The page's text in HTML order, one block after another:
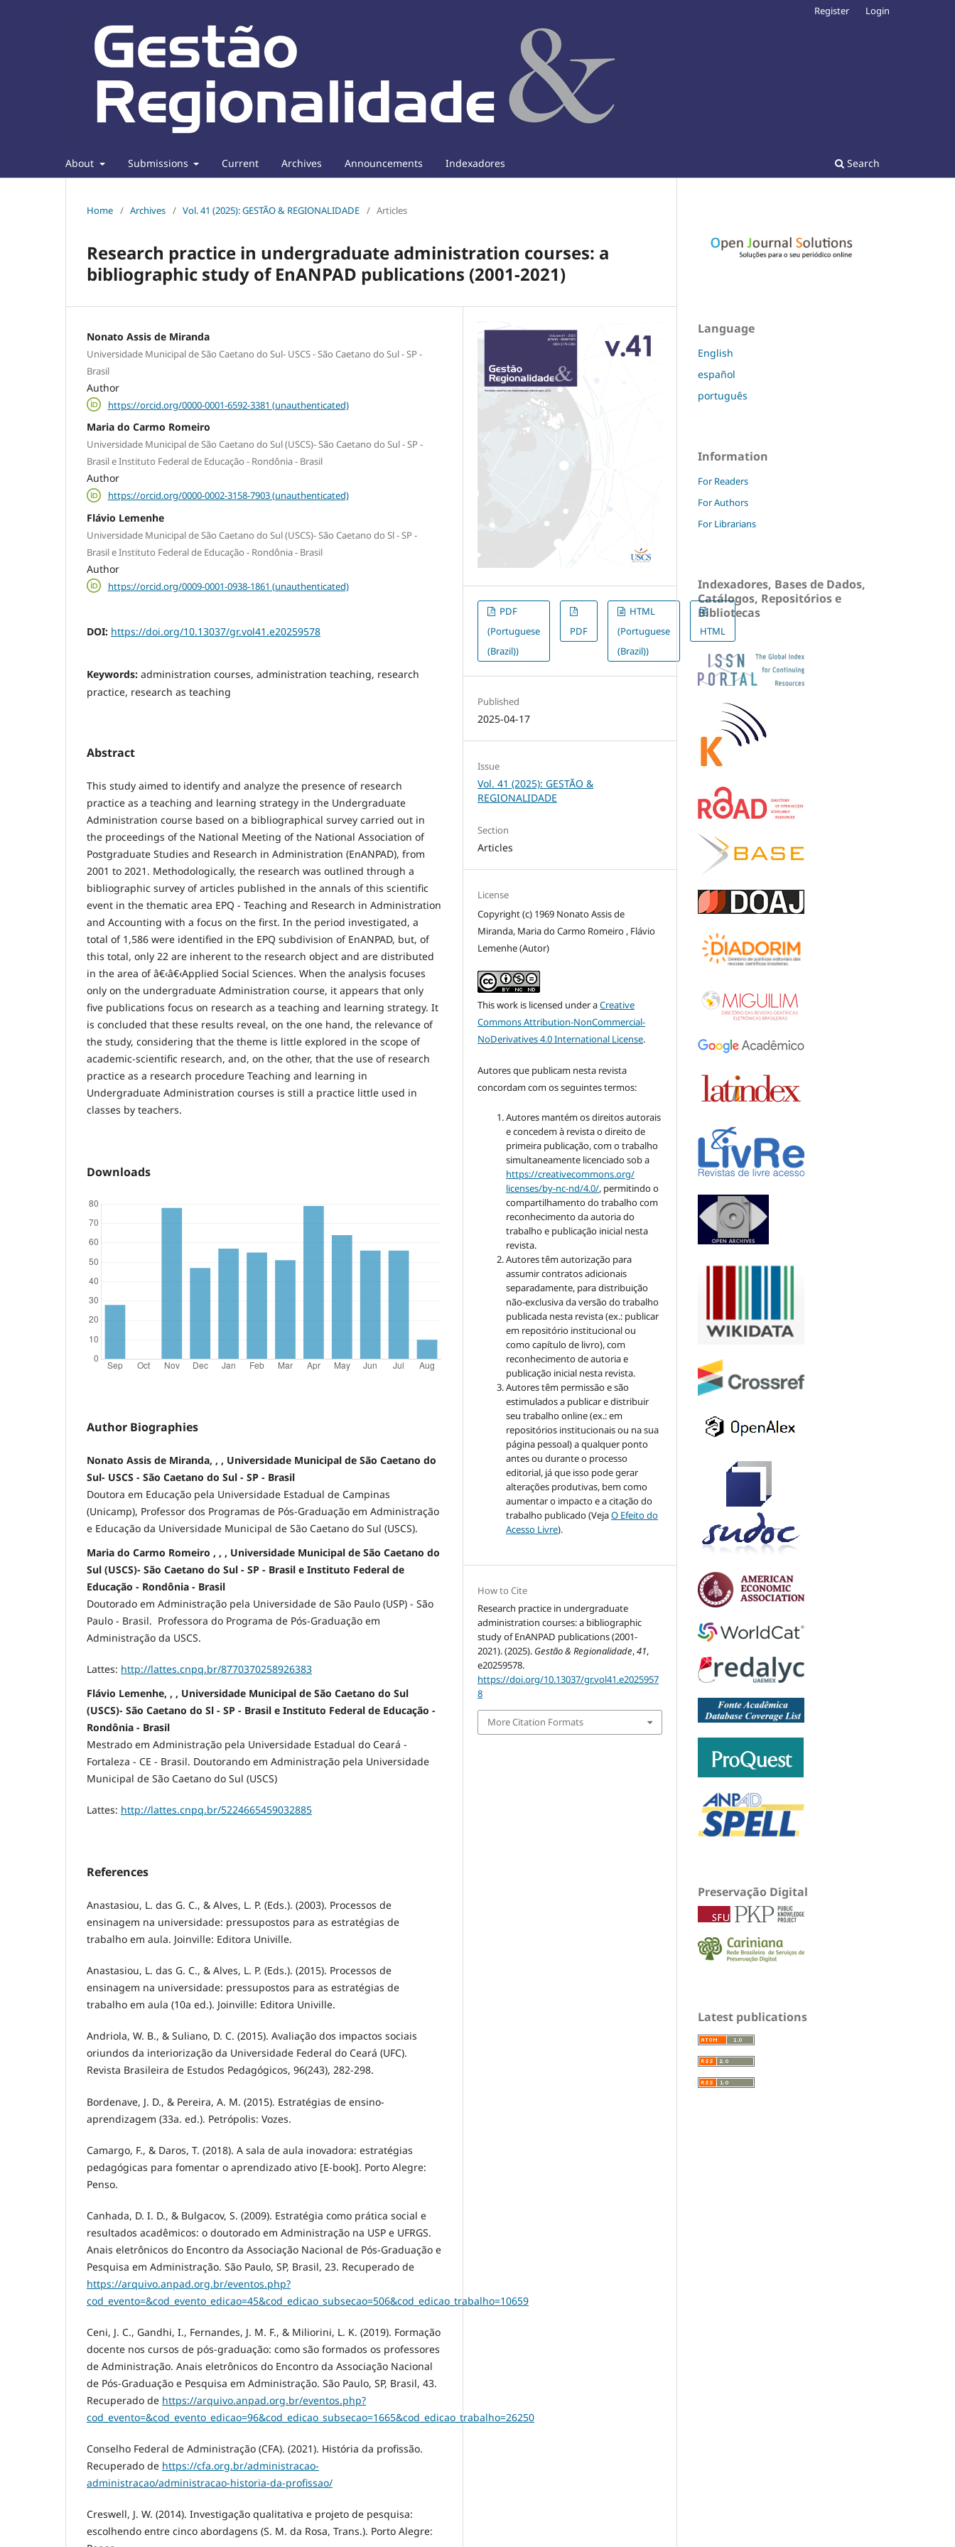
About Submissions Current Archives Announcements Indexadores Search
Register Login
Home / Archives / Vol. 41 (2025): GESTÃO & REGIONALIDADE / Articles
Research practice in undergraduate administration courses: a
bibliographic study of EnANPAD publications (2001-2021)
Nonato Assis de Miranda
Universidade Municipal de São Caetano do Sul- USCS - São Caetano do Sul - SP -
Brasil
Author
https://orcid.org/0000-0001-6592-3381 (unauthenticated)
Maria do Carmo Romeiro
Universidade Municipal de São Caetano do Sul (USCS)- São Caetano do Sul - SP -
Brasil e Instituto Federal de Educação - Rondônia - Brasil
Author
https://orcid.org/0000-0002-3158-7903 (unauthenticated)
Flávio Lemenhe
Universidade Municipal de São Caetano do Sul (USCS)- São Caetano do Sl - SP -
Brasil e Instituto Federal de Educação - Rondônia - Brasil
Author
https://orcid.org/0009-0001-0938-1861 (unauthenticated)
DOI: https://doi.org/10.13037/gr.vol41.e20259578
Keywords: administration courses, administration teaching, research
practice, research as teaching
Abstract
This study aimed to identify and analyze the presence of research
practice as a teaching and learning strategy in the Undergraduate
Administration course based on a bibliographical survey carried out in
the proceedings of the National Meeting of the National Association of
Postgraduate Studies and Research in Administration (EnANPAD), from
2001 to 2021. Methodologically, the research was outlined through a
bibliographic survey of articles published in the annals of this scientific
event in the thematic area EPQ - Teaching and Research in Administration
and Accounting with a focus on the first. In the period investigated, a
total of 1,586 were identified in the EPQ subdivision of EnANPAD, but, of
this total, only 22 are inherent to the research object and are distributed
in the area of â€‹â€‹Applied Social Sciences. When the analysis focuses
only on the undergraduate Administration course, it appears that only
five publications focus on research as a teaching and learning strategy. It
is concluded that these results reveal, on the one hand, the relevance of
the study, considering that the theme is little explored in the scope of
academic-scientific research, and, on the other, that the use of research
practice as a research procedure Teaching and learning in
Undergraduate Administration courses is still a practice little used in
classes by teachers.
Downloads
Author Biographies
Nonato Assis de Miranda, , , Universidade Municipal de São Caetano do
Sul- USCS - São Caetano do Sul - SP - Brasil
Doutora em Educação pela Universidade Estadual de Campinas
(Unicamp), Professor dos Programas de Pós-Graduação em Administração
e Educação da Universidade Municipal de São Caetano do Sul (USCS).
Maria do Carmo Romeiro , , , Universidade Municipal de São Caetano do
Sul (USCS)- São Caetano do Sul - SP - Brasil e Instituto Federal de
Educação - Rondônia - Brasil
Doutorado em Administração pela Universidade de São Paulo (USP) - São
Paulo - Brasil. Professora do Programa de Pós-Graduação em
Administração da USCS.
Lattes: http://lattes.cnpq.br/8770370258926383
Flávio Lemenhe, , , Universidade Municipal de São Caetano do Sul
(USCS)- São Caetano do Sl - SP - Brasil e Instituto Federal de Educação -
Rondônia - Brasil
Mestrado em Administração pela Universidade Estadual do Ceará -
Fortaleza - CE - Brasil. Doutorando em Administração pela Universidade
Municipal de São Caetano do Sul (USCS)
Lattes: http://lattes.cnpq.br/5224665459032885
References
Anastasiou, L. das G. C., & Alves, L. P. (Eds.). (2003). Processos de
ensinagem na universidade: pressupostos para as estratégias de
trabalho em aula. Joinville: Editora Univille.
Anastasiou, L. das G. C., & Alves, L. P. (Eds.). (2015). Processos de
ensinagem na universidade: pressupostos para as estratégias de
trabalho em aula (10a ed.). Joinville: Editora Univille.
Andriola, W. B., & Suliano, D. C. (2015). Avaliação dos impactos sociais
oriundos da interiorização da Universidade Federal do Ceará (UFC).
Revista Brasileira de Estudos Pedagógicos, 96(243), 282-298.
Bordenave, J. D., & Pereira, A. M. (2015). Estratégias de ensino-
aprendizagem (33a. ed.). Petrópolis: Vozes.
Camargo, F., & Daros, T. (2018). A sala de aula inovadora: estratégias
pedagógicas para fomentar o aprendizado ativo [E-book]. Porto Alegre:
Penso.
Canhada, D. I. D., & Bulgacov, S. (2009). Estratégia como prática social e
resultados acadêmicos: o doutorado em Administração na USP e UFRGS.
Anais eletrônicos do Encontro da Associação Nacional de Pós-Graduação e
Pesquisa em Administração. São Paulo, SP, Brasil, 23. Recuperado de
https://arquivo.anpad.org.br/eventos.php?
cod_evento=&cod_evento_edicao=45&cod_edicao_subsecao=506&cod_edicao_trabalho=10659
Ceni, J. C., Gandhi, I., Fernandes, J. M. F., & Miliorini, L. K. (2019). Formação
docente nos cursos de pós-graduação: como são formados os professores
de Administração. Anais eletrônicos do Encontro da Associação Nacional
de Pós-Graduação e Pesquisa em Administração. São Paulo, SP, Brasil, 43.
Recuperado de https://arquivo.anpad.org.br/eventos.php?
cod_evento=&cod_evento_edicao=96&cod_edicao_subsecao=1665&cod_edicao_trabalho=26250
Conselho Federal de Administração (CFA). (2021). História da profissão.
Recuperado de https://cfa.org.br/administracao-
administracao/administracao-historia-da-profissao/
Creswell, J. W. (2014). Investigação qualitativa e projeto de pesquisa:
escolhendo entre cinco abordagens (S. M. da Rosa, Trans.). Porto Alegre:
PDF
(Portuguese
(Brazil))
PDF
HTML
(Portuguese
(Brazil))
HTML
Published
2025-04-17
Issue
Vol. 41 (2025): GESTÃO &
REGIONALIDADE
Section
Articles
License
Copyright (c) 1969 Nonato Assis de
Miranda, Maria do Carmo Romeiro , Flávio
Lemenhe (Autor)
This work is licensed under aCreative
Commons Attribution-NonCommercial-
NoDerivatives 4.0 International License.
Autores que publicam nesta revista
concordam com os seguintes termos:
Autores mantém os direitos autorais
e concedem à revista o direito de
primeira publicação, com o trabalho
simultaneamente licenciado sob a
https://creativecommons.org/
licenses/by-nc-nd/4.0/, permitindo o
compartilhamento do trabalho com
reconhecimento da autoria do
trabalho e publicação inicial nesta
revista.
Autores têm autorização para
assumir contratos adicionais
separadamente, para distribuição
não-exclusiva da versão do trabalho
publicada nesta revista (ex.: publicar
em repositório institucional ou
como capítulo de livro), com
reconhecimento de autoria e
publicação inicial nesta revista.
Autores têm permissão e são
estimulados a publicar e distribuir
seu trabalho online (ex.: em
repositórios institucionais ou na sua
página pessoal) a qualquer ponto
antes ou durante o processo
editorial, já que isso pode gerar
alterações produtivas, bem como
aumentar o impacto e a citação do
trabalho publicado (VejaO Efeito do
Acesso Livre).
How to Cite
Research practice in undergraduate
administration courses: a bibliographic
study of EnANPAD publications (2001-
2021). (2025). Gestão & Regionalidade,41,
e20259578.
https://doi.org/10.13037/gr.vol41.e2025957
8
More Citation Formats
Language
English
español
português
Information
For Readers
For Authors
For Librarians
Indexadores, Bases de Dados,
Catálogos, Repositórios e
Bibliotecas
Preservação Digital
Latest publications